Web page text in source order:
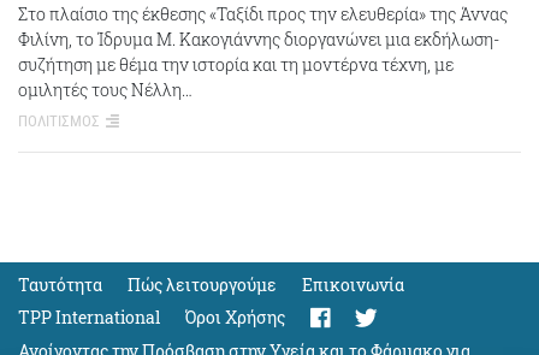
Στο πλαίσιο της έκθεσης «Ταξίδι προς την ελευθερία» της Άννας
Φιλίνη, το Ίδρυμα Μ. Κακογιάννης διοργανώνει μια εκδήλωση-
συζήτηση με θέμα την ιστορία και τη μοντέρνα τέχνη, με
ομιλητές τους Νέλλη…
ΠΟΛΙΤΙΣΜΟΣ
Ταυτότητα Πώς λειτουργούμε
Eπικοινωνία
TPP International
Όροι Χρήσης